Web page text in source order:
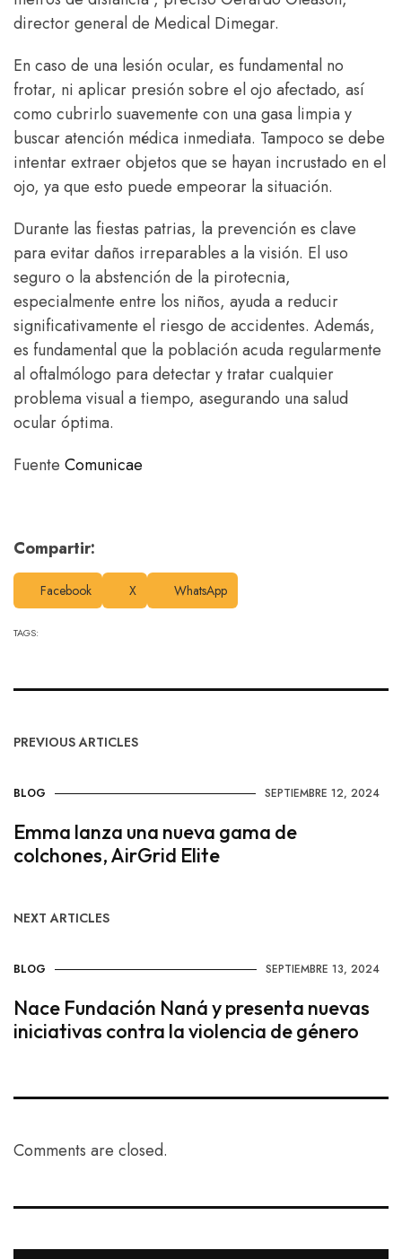
director general de Medical Dimegar.
En caso de una lesión ocular, es fundamental no
frotar, ni aplicar presión sobre el ojo afectado, así
como cubrirlo suavemente con una gasa limpia y
buscar atención médica inmediata. Tampoco se debe
intentar extraer objetos que se hayan incrustado en el
ojo, ya que esto puede empeorar la situación.
Durante las fiestas patrias, la prevención es clave
para evitar daños irreparables a la visión. El uso
seguro o la abstención de la pirotecnia,
especialmente entre los niños, ayuda a reducir
significativamente el riesgo de accidentes. Además,
es fundamental que la población acuda regularmente
al oftalmólogo para detectar y tratar cualquier
problema visual a tiempo, asegurando una salud
ocular óptima.
Fuente Comunicae
Compartir:
Facebook X WhatsApp
TAGS:
PREVIOUS ARTICLES
BLOG SEPTIEMBRE 12, 2024
Emma lanza una nueva gama de
colchones, AirGrid Elite
NEXT ARTICLES
BLOG SEPTIEMBRE 13, 2024
Nace Fundación Naná y presenta nuevas
iniciativas contra la violencia de género
Comments are closed.